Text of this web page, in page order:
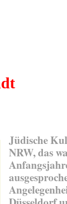
Jüdische
NRW, das